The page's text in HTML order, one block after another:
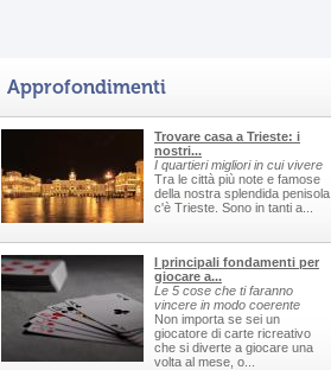
Approfondimenti
Trovare casa a Trieste: i
nostri...
I quartieri migliori in cui vivere
Tra le città più note e famose
della nostra splendida penisola
c'è Trieste. Sono in tanti a...
I principali fondamenti per
giocare a...
Le 5 cose che ti faranno
vincere in modo coerente
Non importa se sei un
giocatore di carte ricreativo
che si diverte a giocare una
volta al mese, o...